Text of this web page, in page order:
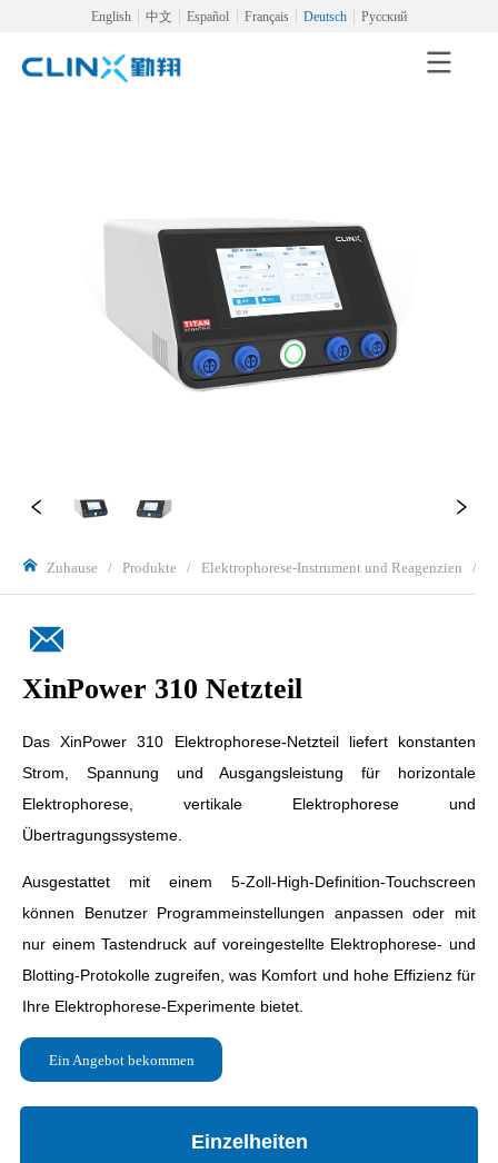
English 中文 Español Français Deutsch Русский
Zuhause / Produkte / Elektrophorese-Instrument und Reagenzien /
XinPower 310 Netzteil
Ein Angebot bekommen
Einzelheiten